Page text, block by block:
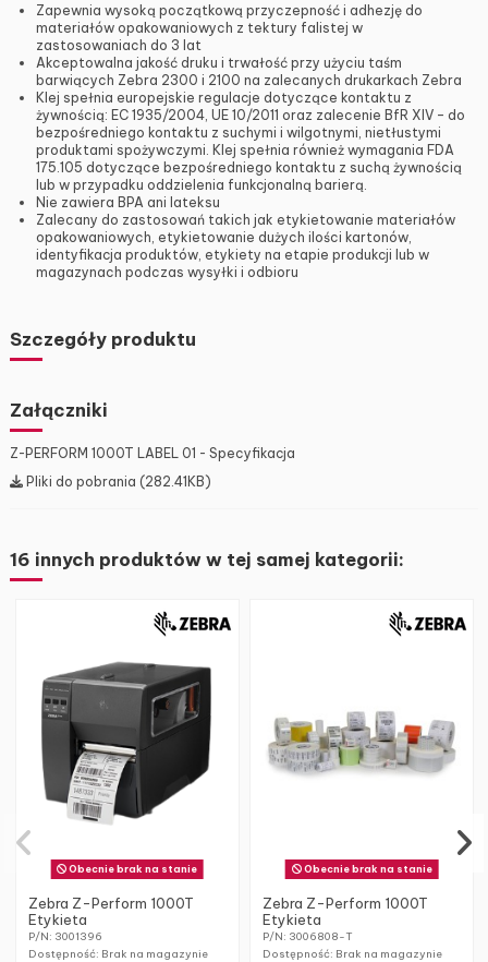
Zapewnia wysoką początkową przyczepność i adhezję do
materiałów opakowaniowych z tektury falistej w
zastosowaniach do 3 lat
Akceptowalna jakość druku i trwałość przy użyciu taśm
barwiących Zebra 2300 i 2100 na zalecanych drukarkach Zebra
Klej spełnia europejskie regulacje dotyczące kontaktu z
żywnością: EC 1935/2004, UE 10/2011 oraz zalecenie BfR XIV – do
bezpośredniego kontaktu z suchymi i wilgotnymi, nietłustymi
produktami spożywczymi. Klej spełnia również wymagania FDA
175.105 dotyczące bezpośredniego kontaktu z suchą żywnością
lub w przypadku oddzielenia funkcjonalną barierą.
Nie zawiera BPA ani lateksu
Zalecany do zastosowań takich jak etykietowanie materiałów
opakowaniowych, etykietowanie dużych ilości kartonów,
identyfikacja produktów, etykiety na etapie produkcji lub w
magazynach podczas wysyłki i odbioru
Szczegóły produktu
Załączniki
Z-PERFORM 1000T LABEL 01 - Specyfikacja
Pliki do pobrania (282.41KB)
16 innych produktów w tej samej kategorii:
Obecnie brak na stanie
Zebra Z-Perform 1000T
Etykieta
P/N: 3001396
Dostępność: Brak na magazynie
Obecnie brak na stanie
Zebra Z-Perform 1000T
Etykieta
P/N: 3006808-T
Dostępność: Brak na magazynie